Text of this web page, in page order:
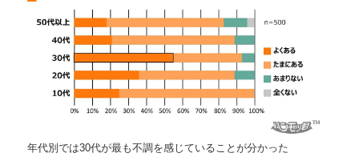
年代別では30代が最も不調を感じていることが分かった